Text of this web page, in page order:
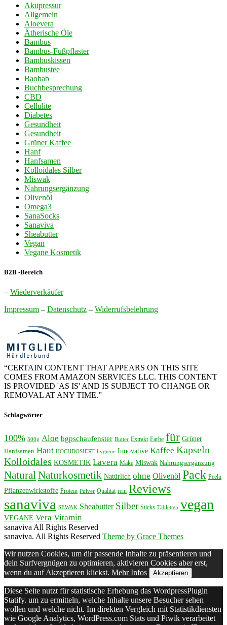
Akupressur
Allgemein
Aloevera
Ätherische Öle
Bambus
Bambus-Fußpflaster
Bambuskissen
Bambustee
Baobab
Buchbesprechung
CBD
Cellulite
Diabetes
Gesundheit
Gesundheit
Grüner Kaffee
Hanf
Hanfsamen
Kolloidales Silber
Miswak
Nahrungsergänzung
Olivenöl
Omega3
SanaSocks
Sanaviva
Sheabutter
Vegan
Vegane Kosmetik
B2B -Bereich
– Wiederverkäufer
Impressum – Datenschutz – Widerrufsbelehrung
“CERTAIN CONTENT THAT APPEARS ON THIS SITE
COMES FROM AMAZON SERVICES LLC. THIS CONTENT
IS PROVIDED 'AS IS' AND IS SUBJECT TO CHANGE OR
REMOVAL AT ANY TIME.”
Schlagwörter
100% 500g Aloe bgpschaufenster Butter Extrakt Farbe für Grüner
Hanfsamen Haut HOCHDOSIERT hygiene Innovative Kaffee Kapseln
Kolloidales KOSMETIK Lavera Make Miswak Nahrungsergänzung
Natural Naturkosmetik Natürlich ohne Olivenöl Pack Peelu
Pflanzenwirkstoffe Protein Pulver Qualität rein Reviews
sanaviva SEWAK Sheabutter Silber Sticks Tabletten vegan
VEGANE Vera Vitamin
sanaviva All Rights Reserved
sanaviva. All Rights Reserved Theme by Grace Themes
Wir nutzen Cookies, um dir passende Inhalte zu präsentieren und
dein Surfvergnügen zu optimieren, aktivieren Cookies aber erst,
wenn du auf Akzeptieren klickst. Mehr Infos Akzeptieren
Diese Seite nutzt für statistische Erhebung das WordpressPlugin
Statify. um zu ermitteln, welche Inhalte unsere Besucher sehen
wollen und welche nicht. Im direkten Vergleich mit Statistikdiensten
wie Google Analytics, WordPress.com Stats und Piwik verarbeitet